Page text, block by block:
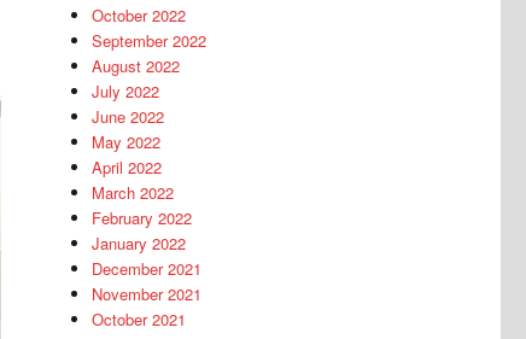
October 2022
September 2022
August 2022
July 2022
June 2022
May 2022
April 2022
March 2022
February 2022
January 2022
December 2021
November 2021
October 2021